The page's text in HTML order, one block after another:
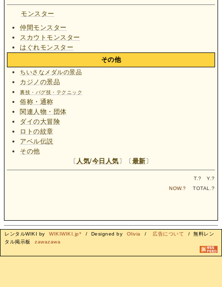
モンスター
仲間モンスター
スカウトモンスター
はぐれモンスター
その他
ちいさなメダルの景品
カジノの景品
裏技・バグ技・テクニック
俗称・通称
関連人物・団体
ダイの大冒険
ロトの紋章
アベル伝説
その他
〔 人気/今日人気 〕〔 最新 〕
T.? Y.?
NOW.? TOTAL.?
レンタルWIKI by WIKIWIKI.jp* / Designed by Olivia / 広告について
/ 無料レン
タル掲示板
zawazawa